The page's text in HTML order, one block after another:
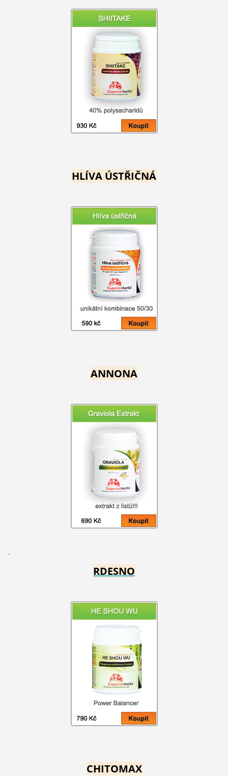
HLÍVA ÚSTŘIČNÁ
ANNONA
RDESNO
CHITOMAX